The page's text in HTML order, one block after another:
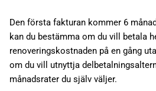
Den första fakturan kommer 6
kan du bestämma om du vill betala
renoveringskostnaden på en gång
om du vill utnyttja
månadsrater du själv väljer.